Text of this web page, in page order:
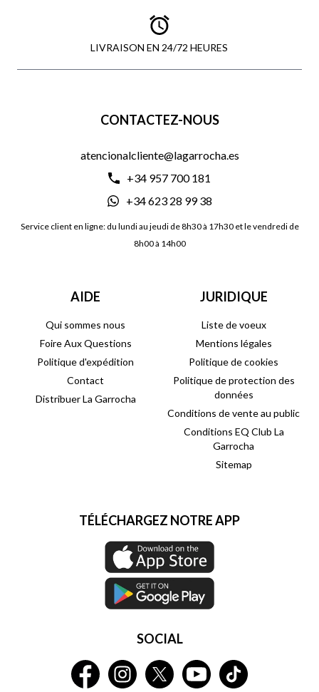
LIVRAISON EN 24/72 HEURES
CONTACTEZ-NOUS
atencionalcliente@lagarrocha.es
+34 957 700 181
+34 623 28 99 38
Service client en ligne: du lundi au jeudi de 8h30 à 17h30 et le vendredi de
8h00 à 14h00
AIDE
Qui sommes nous
Foire Aux Questions
Politique d'expédition
Contact
Distribuer La Garrocha
JURIDIQUE
Liste de voeux
Mentions légales
Politique de cookies
Politique de protection des
données
Conditions de vente au public
Conditions EQ Club La
Garrocha
Sitemap
TÉLÉCHARGEZ NOTRE APP
SOCIAL